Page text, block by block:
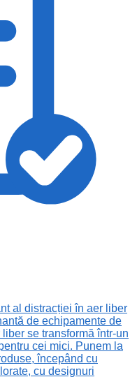
al distracției în aer liber
de echipamente de
se transformă într-un
cei mici. Punem la
începând cu
cu designuri